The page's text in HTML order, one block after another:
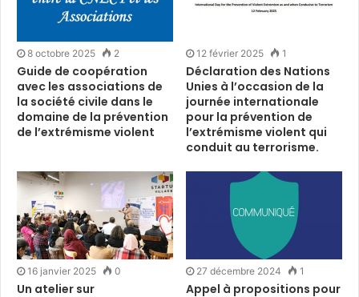
8 octobre 2025 2
Guide de coopération
avec les associations de
la société civile dans le
domaine de la prévention
de l’extrémisme violent
12 février 2025 1
Déclaration des Nations
Unies à l’occasion de la
journée internationale
pour la prévention de
l’extrémisme violent qui
conduit au terrorisme.
16 janvier 2025 0
Un atelier sur
27 décembre 2024 1
Appel à propositions pour